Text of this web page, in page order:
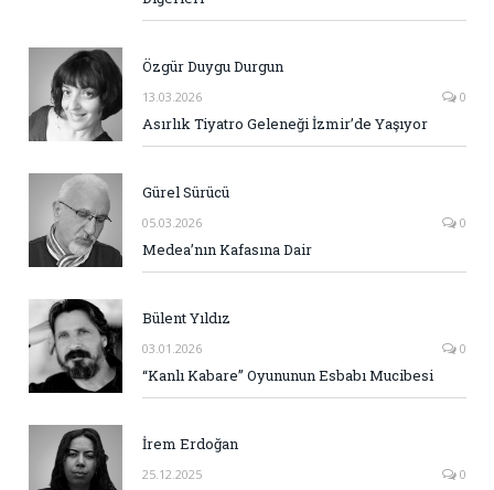
Özgür Duygu Durgun
13.03.2026 0
Asırlık Tiyatro Geleneği İzmir’de Yaşıyor
Gürel Sürücü
05.03.2026 0
Medea’nın Kafasına Dair
Bülent Yıldız
03.01.2026 0
“Kanlı Kabare” Oyununun Esbabı Mucibesi
İrem Erdoğan
25.12.2025 0